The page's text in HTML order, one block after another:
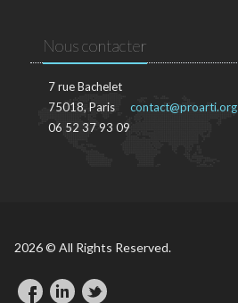
Nous contacter
7 rue Bachelet
75018, Paris
06 52 37 93 09
contact@proarti.org
2026 © All Rights Reserved.